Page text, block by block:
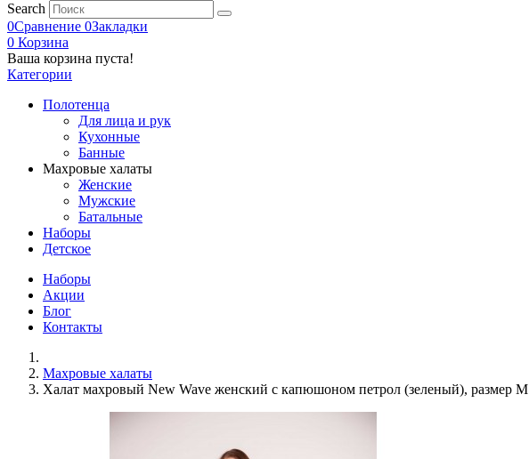
Search
0Сравнение 0Закладки
0 Корзина
Ваша корзина пуста!
Категории
Полотенца
Для лица и рук
Кухонные
Банные
Махровые халаты
Женские
Мужские
Батальные
Наборы
Детское
Наборы
Акции
Блог
Контакты
Махровые халаты
Халат махровый New Wave женский с капюшоном петрол (зеленый), размер M